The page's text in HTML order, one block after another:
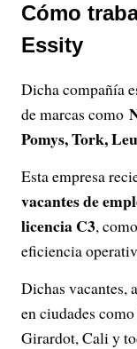
Cómo
Essity
Dicha compañía
de marcas como
Pomys, Tork,
Esta empresa
vacantes de
licencia C3,
eficiencia
Dichas vacantes,
en ciudades
Girardot, Cali y